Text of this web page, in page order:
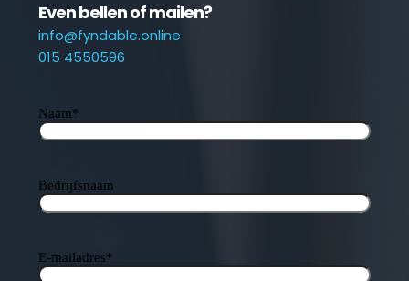
Even bellen of mailen?
info@fyndable.online
015 4550596
Naam*
Bedrijfsnaam
E-mailadres*